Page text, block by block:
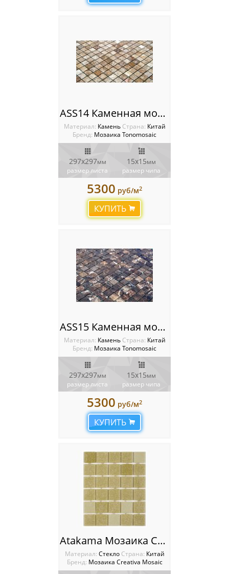
ASS14 Каменная мозаика Tonomosaic
Материал: Камень Cтрана: Китай
Бренд: Мозаика Tonomosaic
297х297мм
размер листа
15х15мм
размер чипа
5300 руб/м2
КУПИТЬ
ASS15 Каменная мозаика Tonomosaic
Материал: Камень Cтрана: Китай
Бренд: Мозаика Tonomosaic
297х297мм
размер листа
15х15мм
размер чипа
5300 руб/м2
КУПИТЬ
Atakama Мозаика Creativa Mosaic
Материал: Стекло Cтрана: Китай
Бренд: Мозаика Creativa Mosaic